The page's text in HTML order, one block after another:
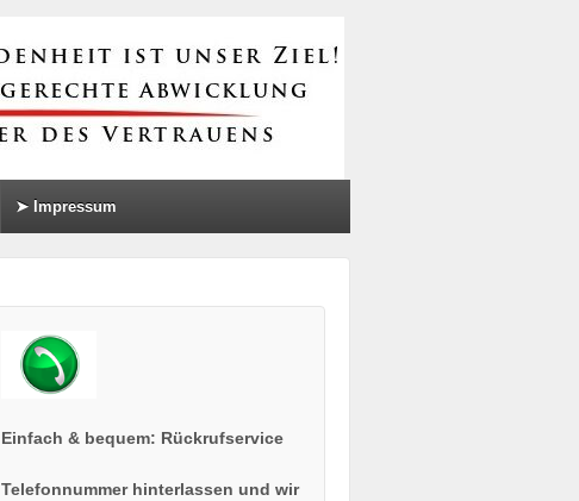
➤ Impressum
Einfach & bequem: Rückrufservice
Telefonnummer hinterlassen und wir